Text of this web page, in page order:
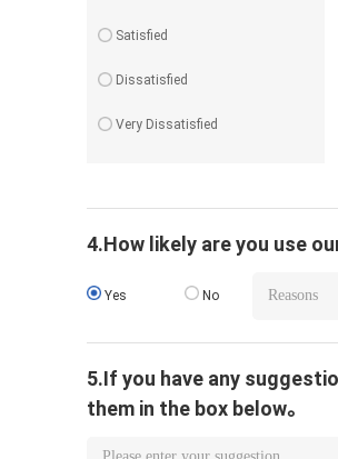
Satisfied
Dissatisfied
Very Dissatisfied
4.How likely are you use
Yes No
5.If you have any
them in the box below。